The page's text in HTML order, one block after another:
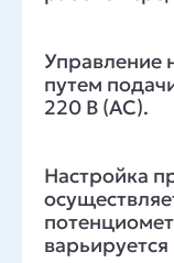
Управление
путем
220 В (АС).
Настройка